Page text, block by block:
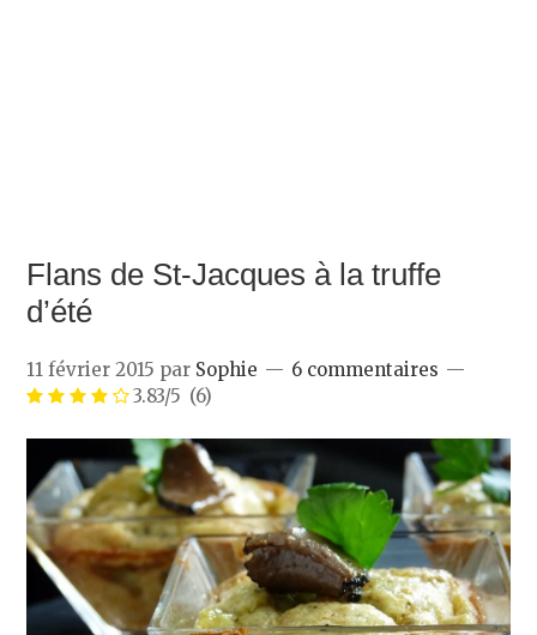
Flans de St-Jacques à la truffe
d’été
11 février 2015 par Sophie
6 commentaires
3.83/5 (6)